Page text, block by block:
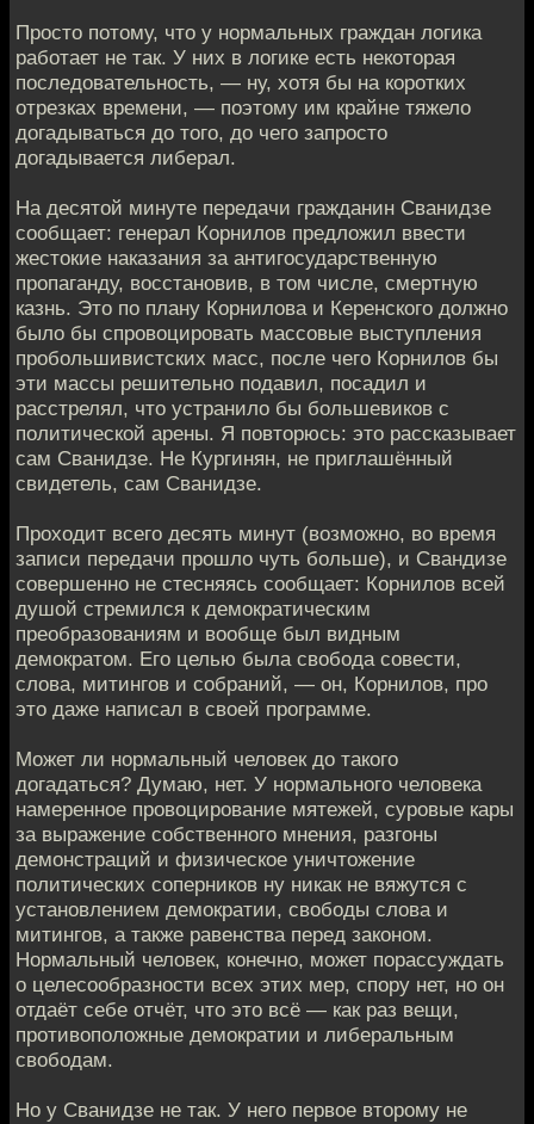
Просто потому, что у нормальных граждан логика
работает не так. У них в логике есть некоторая
последовательность, — ну, хотя бы на коротких
отрезках времени, — поэтому им крайне тяжело
догадываться до того, до чего запросто
догадывается либерал.
На десятой минуте передачи гражданин Сванидзе
сообщает: генерал Корнилов предложил ввести
жестокие наказания за антигосударственную
пропаганду, восстановив, в том числе, смертную
казнь. Это по плану Корнилова и Керенского должно
было бы спровоцировать массовые выступления
пробольшивистских масс, после чего Корнилов бы
эти массы решительно подавил, посадил и
расстрелял, что устранило бы большевиков с
политической арены. Я повторюсь: это рассказывает
сам Сванидзе. Не Кургинян, не приглашённый
свидетель, сам Сванидзе.
Проходит всего десять минут (возможно, во время
записи передачи прошло чуть больше), и Свандизе
совершенно не стесняясь сообщает: Корнилов всей
душой стремился к демократическим
преобразованиям и вообще был видным
демократом. Его целью была свобода совести,
слова, митингов и собраний, — он, Корнилов, про
это даже написал в своей программе.
Может ли нормальный человек до такого
догадаться? Думаю, нет. У нормального человека
намеренное провоцирование мятежей, суровые кары
за выражение собственного мнения, разгоны
демонстраций и физическое уничтожение
политических соперников ну никак не вяжутся с
установлением демократии, свободы слова и
митингов, а также равенства перед законом.
Нормальный человек, конечно, может порассуждать
о целесообразности всех этих мер, спору нет, но он
отдаёт себе отчёт, что это всё — как раз вещи,
противоположные демократии и либеральным
свободам.
Но у Сванидзе не так. У него первое второму не